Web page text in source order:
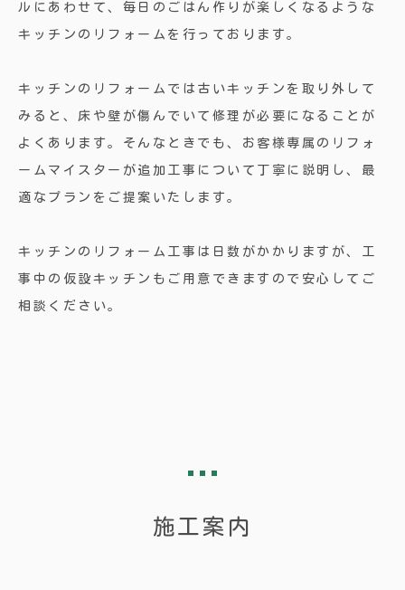
ルにあわせて、毎日のごはん作りが楽しくなるような
キッチンのリフォームを行っております。
キッチンのリフォームでは古いキッチンを取り外して
みると、床や壁が傷んでいて修理が必要になることが
よくあります。そんなときでも、お客様専属のリフォ
ームマイスターが追加工事について丁寧に説明し、最
適なプランをご提案いたします。
キッチンのリフォーム工事は日数がかかりますが、工
事中の仮設キッチンもご用意できますので安心してご
相談ください。
施工案内